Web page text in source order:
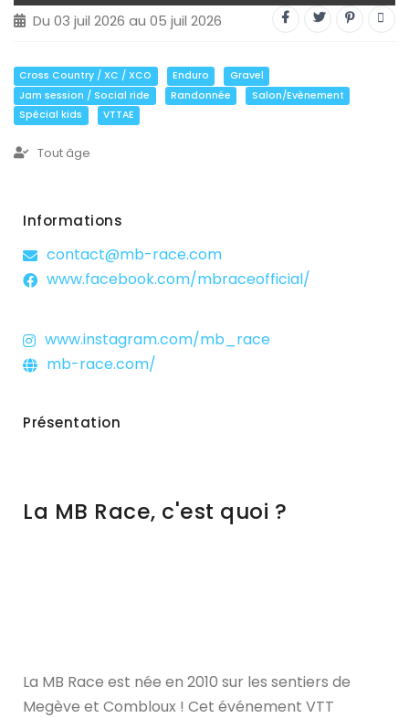
Trial
XCO
Constructeurs-Shapers
Derniers commentaires
Du 03 juil 2026 au 05 juil 2026
Cross Country / XC / XCO Enduro
Gravel
Jam session / Social ride
Randonnée
Salon/Evènement
Spécial kids
VTTAE
Tout âge
Informations
contact@mb-race.com
www.facebook.com/mbraceofficial/
www.instagram.com/mb_race
mb-race.com/
Présentation
La MB Race, c'est quoi ?
La MB Race est née en 2010 sur les sentiers de
Megève et Combloux ! Cet événement VTT